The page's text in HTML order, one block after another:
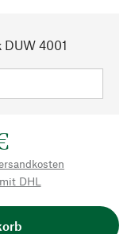
DUW 4001
DHL